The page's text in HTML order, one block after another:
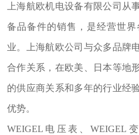
上海航欧机电设备有限公司从
备品备件的销售，是经营世
业。上海航欧公司与众多品牌
合作关系，在欧美、日本等地
的供应商关系和多年的行业经
优势。
WEIGEL电压表、WEIGEL